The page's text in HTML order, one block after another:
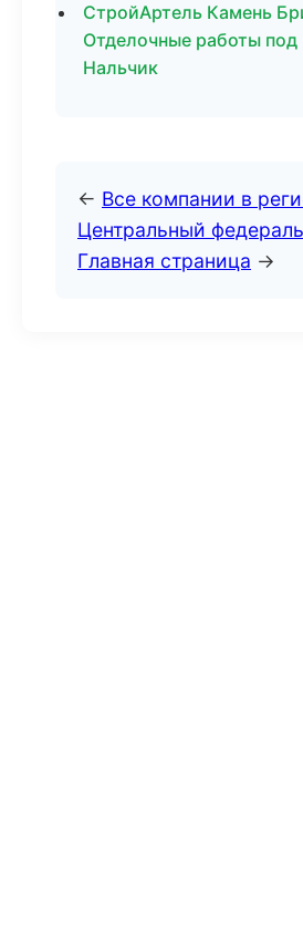
СтройАртель Камень
Отделочные работы под
Нальчик
← Все компании в
Центральный
Главная страница →